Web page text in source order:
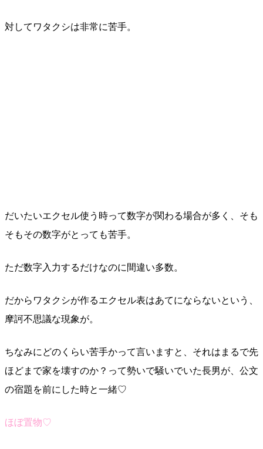
対してワタクシは非常に苦手。
だいたいエクセル使う時って数字が関わる場合が多く、そも
そもその数字がとっても苦手。
ただ数字入力するだけなのに間違い多数。
だからワタクシが作るエクセル表はあてにならないという、
摩訶不思議な現象が。
ちなみにどのくらい苦手かって言いますと、それはまるで先
ほどまで家を壊すのか？って勢いで騒いでいた長男が、公文
の宿題を前にした時と一緒♡
ほぼ置物♡